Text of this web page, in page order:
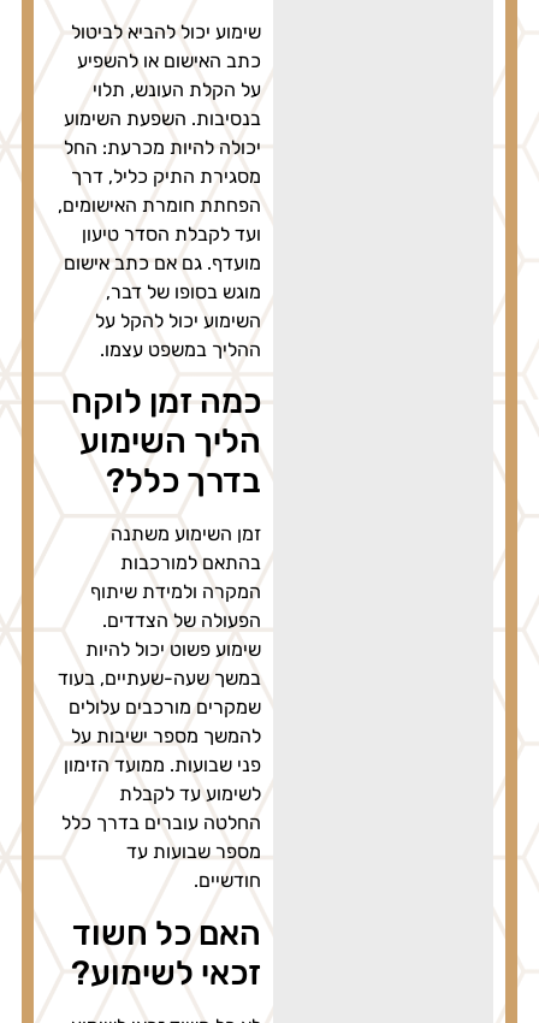
שימוע יכול להביא לביטול
כתב האישום או להשפיע
על הקלת העונש, תלוי
בנסיבות. השפעת השימוע
יכולה להיות מכרעת: החל
מסגירת התיק כליל, דרך
הפחתת חומרת האישומים,
ועד לקבלת הסדר טיעון
מועדף. גם אם כתב אישום
מוגש בסופו של דבר,
השימוע יכול להקל על
ההליך במשפט עצמו.
כמה זמן לוקח
הליך השימוע
בדרך כלל?
זמן השימוע משתנה
בהתאם למורכבות
המקרה ולמידת שיתוף
הפעולה של הצדדים.
שימוע פשוט יכול להיות
במשך שעה-שעתיים, בעוד
שמקרים מורכבים עלולים
להמשך מספר ישיבות על
פני שבועות. ממועד הזימון
לשימוע עד לקבלת
החלטה עוברים בדרך כלל
מספר שבועות עד
חודשיים.
האם כל חשוד
זכאי לשימוע?